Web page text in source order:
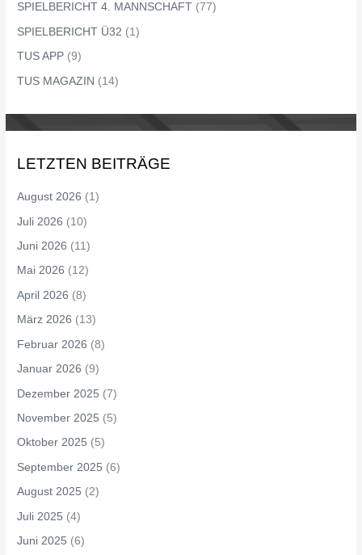
SPIELBERICHT 4. MANNSCHAFT (77)
SPIELBERICHT Ü32 (1)
TUS APP (9)
TUS MAGAZIN (14)
LETZTEN BEITRÄGE
August 2026 (1)
Juli 2026 (10)
Juni 2026 (11)
Mai 2026 (12)
April 2026 (8)
März 2026 (13)
Februar 2026 (8)
Januar 2026 (9)
Dezember 2025 (7)
November 2025 (5)
Oktober 2025 (5)
September 2025 (6)
August 2025 (2)
Juli 2025 (4)
Juni 2025 (6)